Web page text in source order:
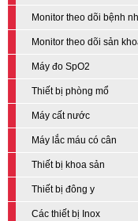
Monitor theo dõi bệnh
Monitor theo dõi sản
Máy đo SpO2
Thiết bị phòng mổ
Máy cất nước
Máy lắc máu có cân
Thiết bị khoa sản
Thiết bị đông y
Các thiết bị Inox